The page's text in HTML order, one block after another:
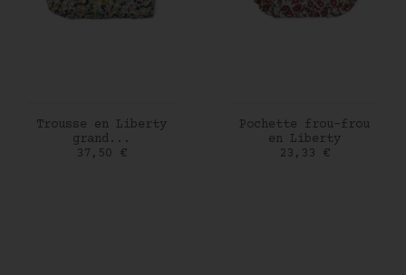
AJOUTER AU PANIER
Trousse en Liberty
grand...
Prix
37,50 €
AJOUTER AU PANIER
Pochette frou-frou
en Liberty
Prix
23,33 €